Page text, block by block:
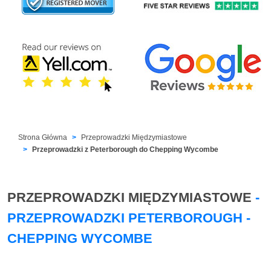
Strona Główna
Przeprowadzki Międzymiastowe
Przeprowadzki z Peterborough do Chepping Wycombe
PRZEPROWADZKI MIĘDZYMIASTOWE -
PRZEPROWADZKI PETERBOROUGH -
CHEPPING WYCOMBE